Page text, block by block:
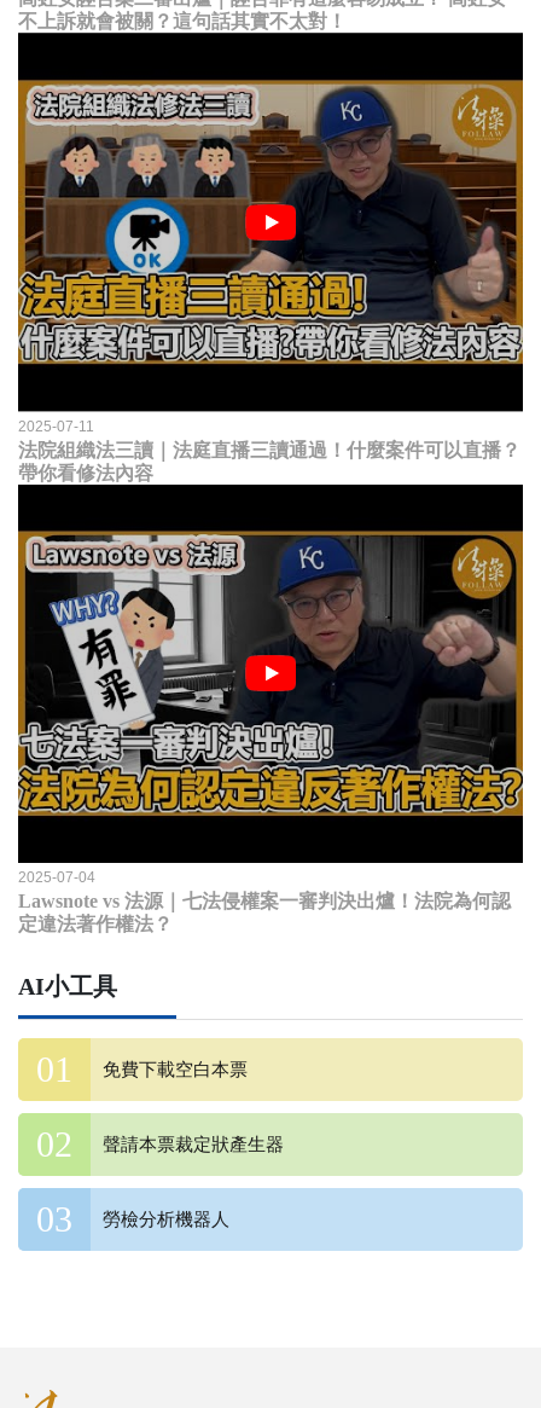
不上訴就會被關？這句話其實不太對！
2025-07-11
法院組織法三讀｜法庭直播三讀通過！什麼案件可以直播？
帶你看修法內容
2025-07-04
Lawsnote vs 法源｜七法侵權案一審判決出爐！法院為何認
定違法著作權法？
AI小工具
免費下載空白本票
聲請本票裁定狀產生器
勞檢分析機器人